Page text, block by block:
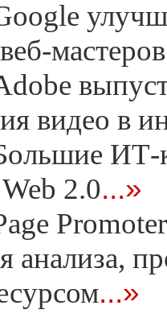
мастеров
видео в
ИТ-
2.0...»
анализа,
...»